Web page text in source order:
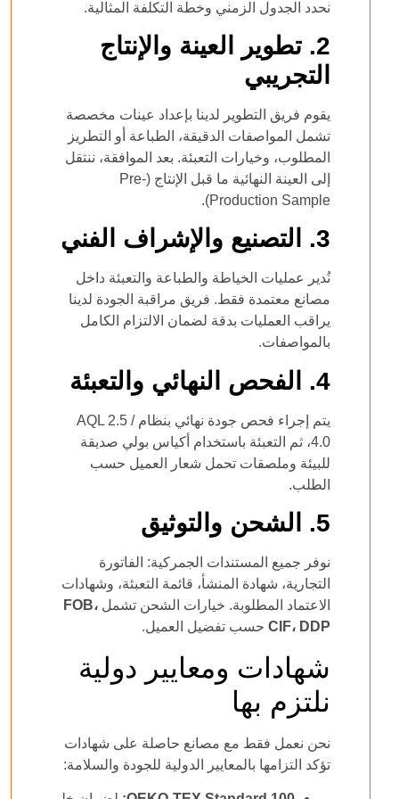
نحدد الجدول الزمني وخطة التكلفة المثالية.
2. تطوير العينة والإنتاج
التجريبي
يقوم فريق التطوير لدينا بإعداد عينات مخصصة
تشمل المواصفات الدقيقة، الطباعة أو التطريز
المطلوب، وخيارات التعبئة. بعد الموافقة، ننتقل
إلى العينة النهائية ما قبل الإنتاج ( Pre-
Production Sample
).
3. التصنيع والإشراف الفني
نُدير عمليات الخياطة والطباعة والتعبئة داخل
مصانع معتمدة فقط. فريق مراقبة الجودة لدينا
يراقب العمليات بدقة لضمان الالتزام الكامل
بالمواصفات.
4. الفحص النهائي والتعبئة
يتم إجراء فحص جودة نهائي بنظامAQL 2.5 /
4.0، ثم التعبئة باستخدام أكياس بولي صديقة
للبيئة وملصقات تحمل شعار العميل حسب
الطلب.
5. الشحن والتوثيق
نوفر جميع المستندات الجمركية: الفاتورة
التجارية، شهادة المنشأ، قائمة التعبئة، وشهادات
الاعتماد المطلوبة. خيارات الشحن تشمل FOB،
CIF، DDPحسب تفضيل العميل.
شهادات ومعايير دولية
نلتزم بها
نحن نعمل فقط مع مصانع حاصلة على شهادات
تؤكد التزامها بالمعايير الدولية للجودة والسلامة: